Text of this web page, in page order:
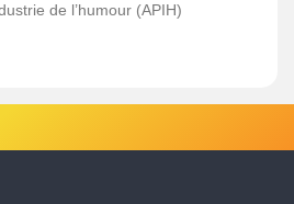
de l’humour (APIH)